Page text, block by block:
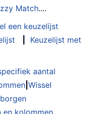
Match....
een keuzelijst
Keuzelijst met
aantal
Wissel
en kolommen...